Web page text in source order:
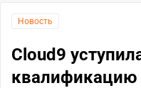
Новость
Cloud9
квалификацию